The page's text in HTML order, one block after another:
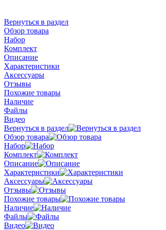
Вернуться в раздел
Обзор товара
Набор
Комплект
Описание
Характеристики
Аксессуары
Отзывы
Похожие товары
Наличие
Файлы
Видео
Вернуться в раздел
Обзор товара
Набор
Комплект
Описание
Характеристики
Аксессуары
Отзывы
Похожие товары
Наличие
Файлы
Видео